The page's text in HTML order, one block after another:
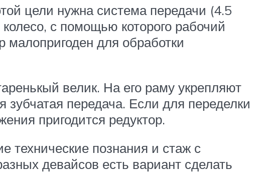
цели нужна система передачи (4.5
с помощью которого рабочий
малопригоден для обработки
велик. На его раму укрепляют
передача. Если для переделки
пригодится редуктор.
технические познания и стаж с
девайсов есть вариант сделать